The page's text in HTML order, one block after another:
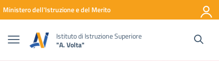
Vai ai contenuti
Vai al menu di navigazione
Vai al footer
Ministero dell'Istruzione e del Merito
Istituto di Istruzione Superiore
"A. Volta"